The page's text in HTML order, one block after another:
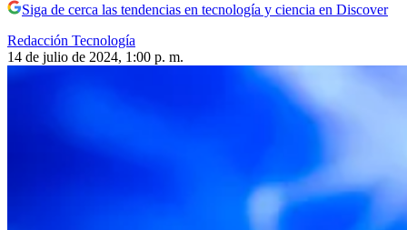
Siga de cerca las tendencias en tecnología y ciencia en Discover
Redacción Tecnología
14 de julio de 2024, 1:00 p. m.